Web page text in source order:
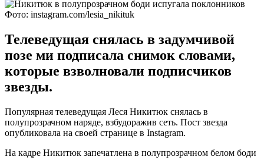
Фото: instagram.com/lesia_nikituk
Телеведущая снялась в задумчивой
позе ми подписала снимок словами,
которые взволновали подписчиков
звезды.
Популярная телеведущая Леся Никитюк снялась в
полупрозрачном наряде, взбудоражив сеть. Пост звезда
опубликовала на своей странице в Instagram.
На кадре Никитюк запечатлена в полупрозрачном белом боди